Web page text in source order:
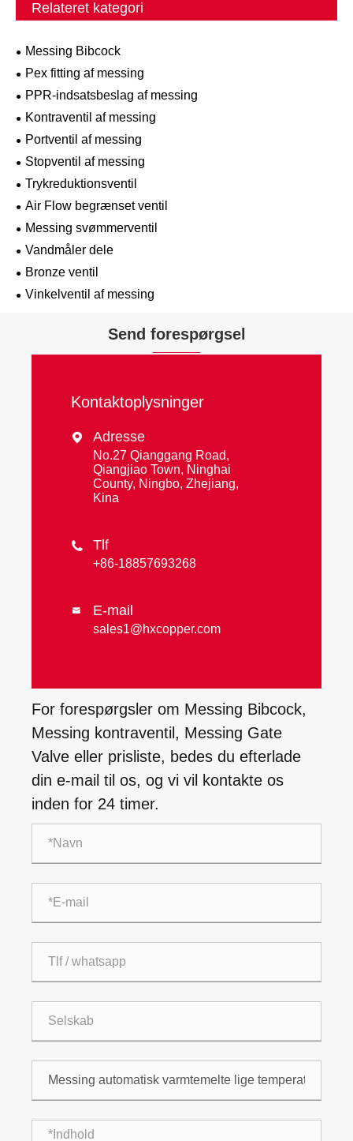
Relateret kategori
Messing Bibcock
Pex fitting af messing
PPR-indsatsbeslag af messing
Kontraventil af messing
Portventil af messing
Stopventil af messing
Trykreduktionsventil
Air Flow begrænset ventil
Messing svømmerventil
Vandmåler dele
Bronze ventil
Vinkelventil af messing
Send forespørgsel
Kontaktoplysninger
 Adresse
No.27 Qianggang Road,
Qiangjiao Town, Ninghai
County, Ningbo, Zhejiang,
Kina
 Tlf
+86-18857693268
 E-mail
sales1@hxcopper.com
For forespørgsler om Messing Bibcock,
Messing kontraventil, Messing Gate
Valve eller prisliste, bedes du efterlade
din e-mail til os, og vi vil kontakte os
inden for 24 timer.